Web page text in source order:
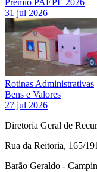
Prêmio PAEPE 2026
31 jul 2026
Rotinas Administrativas
Bens e Valores
27 jul 2026
Diretoria Geral de
Rua da Reitoria, 165/
Barão Geraldo -